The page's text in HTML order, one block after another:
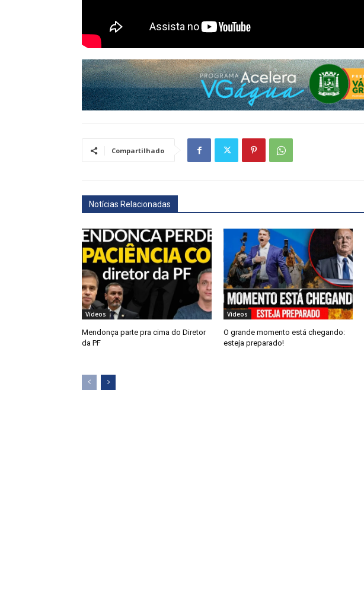
Compartilhado
Notícias Relacionadas
Vídeos
Mendonça parte pra cima do Diretor
da PF
Vídeos
O grande momento está chegando:
esteja preparado!